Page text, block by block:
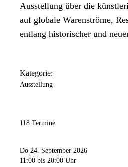
Ausstellung über die
auf globale Warenströme,
entlang historischer und
Kategorie:
Ausstellung
118 Termine
Do 24. September 2026
11:00 bis 20:00 Uhr